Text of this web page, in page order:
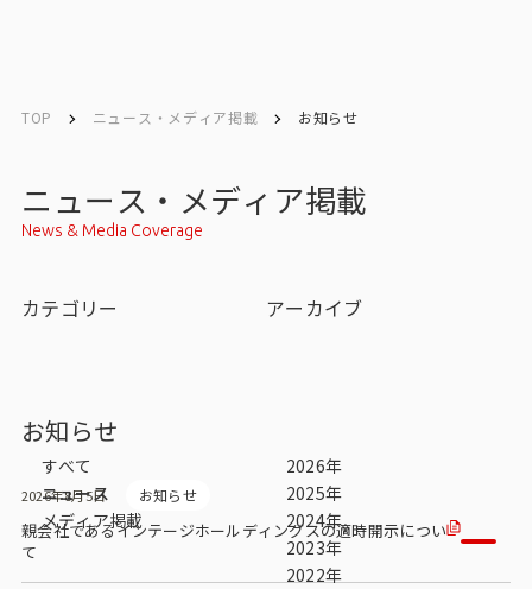
会社概要・所在地
ビジョン
TOP ニュース・メディア掲載 お知らせ
ニュース・メディア掲載
News & Media Coverage
カテゴリー
すべて
ニュース
メディア掲載
アーカイブ
2026年
2025年
2024年
2023年
2022年
お知らせ
2026年8月5日 お知らせ
親会社であるインテージホールディングスの適時開示につい
て